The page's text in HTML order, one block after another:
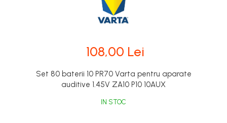
108,00 Lei
Set 80 baterii 10 PR70 Varta pentru aparate
auditive 1.45V ZA10 P10 10AUX
IN STOC